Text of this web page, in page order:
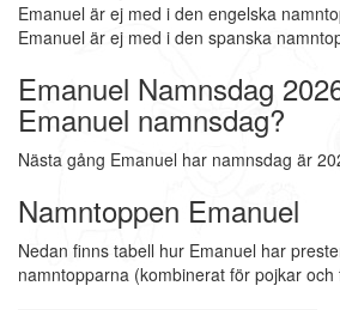
Emanuel är ej med i den engelska
Emanuel är ej med i den spanska
Emanuel Namnsdag
Emanuel namnsdag?
Nästa gång Emanuel har namnsdag är
Namntoppen Emanuel
Nedan finns tabell hur Emanuel har
namntopparna (kombinerat för pojkar och